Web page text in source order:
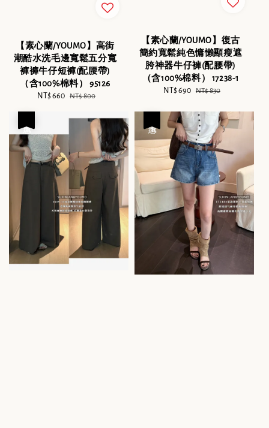
【素心蘭/YOUMO】高街
潮酷水洗毛邊寬鬆五分寬
褲褲牛仔短褲(配腰帶)
（含100%棉料） 95126
Sale
NT$ 660 Regular
NT$ 800
【素心蘭/YOUMO】復古
簡約寬鬆純色慵懶顯瘦遮
胯神器牛仔褲(配腰帶)
（含100%棉料） 17238-1
Sale
NT$ 690 Regular
NT$ 830